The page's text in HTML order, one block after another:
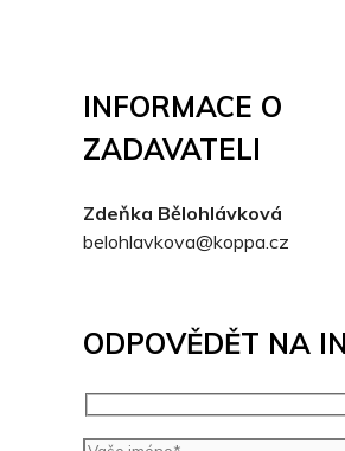
INFORMACE O
ZADAVATELI
Zdeňka Bělohlávková
belohlavkova@koppa.cz
ODPOVĚDĚT NA